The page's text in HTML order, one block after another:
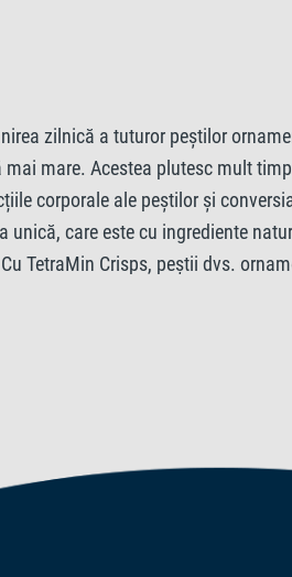
D3 1850 UI/kg. Corectori de
zilnică a tuturor peștilor
mare. Acestea plutesc mult
corporale ale peștilor și
care este cu ingrediente
TetraMin Crisps, peștii dvs.